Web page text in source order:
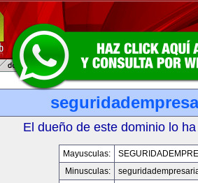
El dueño de este dominio lo
Mayusculas:
Minusculas: